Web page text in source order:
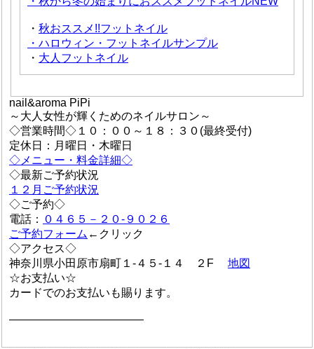
・ 秋おススメ!!フットネイル
・ハロウィン・フットネイルサンプル
・ 大人フットネイル
nail&aroma PiPi
～大人女性が輝くためのネイルサロン～
◇営業時間◇１０：００～１８：３０(最終受付)
定休日：月曜日・木曜日
◇メニュー・料金詳細◇
◇最新ご予約状況
１２月ご予約状況
◇ご予約◇
電話： ０４６５－２０-９０２６
ご予約フォーム ←クリック
◇アクセス◇
神奈川県小田原市扇町１-４５-１４ ２F 地図
☆お支払い☆
カードでのお支払いも賜ります。
————————————